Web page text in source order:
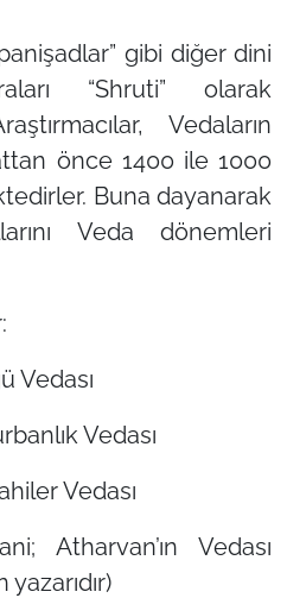
gibi diğer dini
“Shruti” olarak
Vedaların
önce 1400 ile 1000
Buna dayanarak
Veda dönemleri
Vedası
Vedası
Vedası
Atharvan’ın Vedası
yazarıdır)